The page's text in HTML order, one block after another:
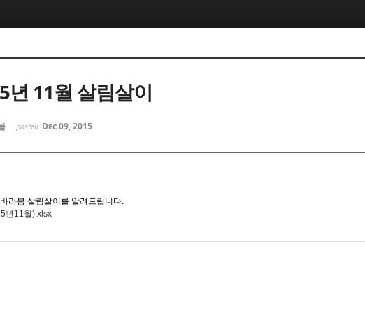
년 11월 살림살이
posted Dec 09, 2015
라봄 살림살이를 알려드립니다.
년11월).xlsx